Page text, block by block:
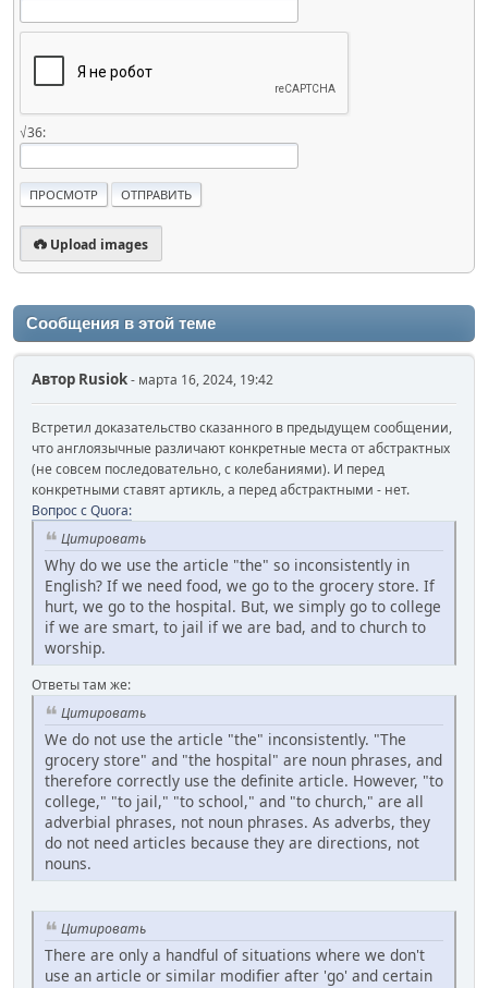
√36:
Upload images
Сообщения в этой теме
Автор Rusiok- марта 16, 2024, 19:42
Встретил доказательство сказанного в предыдущем сообщении,
что англоязычные различают конкретные места от абстрактных
(не совсем последовательно, с колебаниями). И перед
конкретными ставят артикль, а перед абстрактными - нет.
Вопрос с Quora:
Цитировать
Why do we use the article "the" so inconsistently in
English? If we need food, we go to the grocery store. If
hurt, we go to the hospital. But, we simply go to college
if we are smart, to jail if we are bad, and to church to
worship.
Ответы там же:
Цитировать
We do not use the article "the" inconsistently. "The
grocery store" and "the hospital" are noun phrases, and
therefore correctly use the definite article. However, "to
college," "to jail," "to school," and "to church," are all
adverbial phrases, not noun phrases. As adverbs, they
do not need articles because they are directions, not
nouns.
Цитировать
There are only a handful of situations where we don't
use an article or similar modifier after 'go' and certain